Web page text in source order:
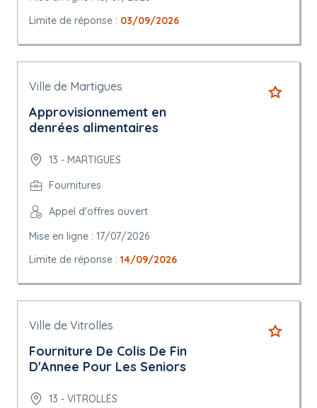
Limite de réponse : 03/09/2026
Ville de Martigues
Approvisionnement en
denrées alimentaires
13 - MARTIGUES
Fournitures
Appel d'offres ouvert
Mise en ligne : 17/07/2026
Limite de réponse : 14/09/2026
Ville de Vitrolles
Fourniture De Colis De Fin
D'Annee Pour Les Seniors
13 - VITROLLES